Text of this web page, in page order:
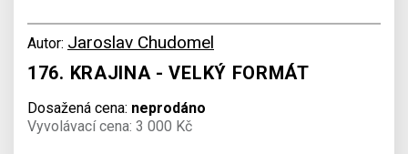
Autor: Jaroslav Chudomel
176. KRAJINA - VELKÝ FORMÁT
Dosažená cena: neprodáno
Vyvolávací cena: 3 000 Kč